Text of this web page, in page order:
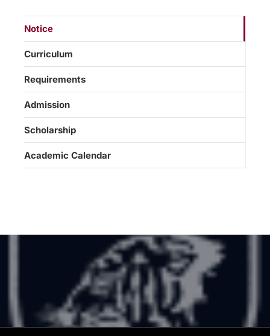
Notice
Curriculum
Requirements
Admission
Scholarship
Academic Calendar